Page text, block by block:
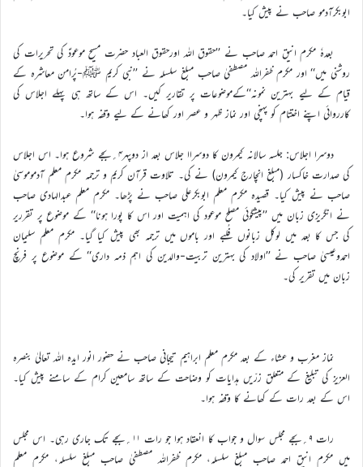
ابوبکرآدمو صاحب نے پیش کیا۔
بعدہٗ مکرم انیق احمد صاحب نے ’’حقوق اللہ اورحقوق العباد حضرت مسیح موعودؑ کی تحریرات کی
روشنی میں‘‘ اور مکرم ظفراللہ مصطفیٰ صاحب مبلغ سلسلہ نے ’’نبی کریم ﷺ-پُرامن معاشرہ کے
قیام کے لیے بہترین نمونہ‘‘کےموضوعات پر تقاریر کیں۔ اس کے ساتھ ہی پہلے اجلاس کی
کارروائی اپنے اختتام کو پہنچی اور نماز ظہر و عصر اور کھانے کے لیے وقفہ ہوا۔
دوسرا اجلاس: جلسہ سالانہ کیمرون کا دوسراا جلاس بعد از دوپہر۴؍بجے شروع ہوا۔ اس اجلاس
کی صدارت خاکسار (مبلغ انچارج کیمرون) نے کی۔ تلاوت قرآن کریم و ترجمہ مکرم معلم آدموموسیٰ
صاحب نے پیش کیا۔ قصیدہ مکرم معلم ابوبکرعلی صاحب نے پڑھا۔ مکرم معلم عبدالہادی صاحب
نے انگریزی زبان میں ’’پیشگوئی مصلح موعود کی اہمیت اور اس کا پورا ہونا‘‘ کے موضوع پر تقرریر
کی جس کا بعد میں لوکل زبانوں فُلبے اور باموں میں ترجمہ بھی پیش کیا گیا۔ مکرم معلم سلیمان
احمدوعیسیٰ صاحب نے ’’اولاد کی بہترین تربیت-والدین کی اہم ذمہ داری‘‘ کے موضوع پر فرنچ
زبان میں تقریر کی۔
نماز مغرب و عشاء کے بعد مکرم معلم ابراہیم تیجانی صاحب نے حضور انور ایدہ اللہ تعالیٰ بنصرہ
العزیز کی تبلیغ کے متعلق زرّیں ہدایات کو وضاحت کے ساتھ سامعین کرام کے سامنے پیش کیا۔
اس کے بعد رات کے کھانے کا وقفہ ہوا۔
رات ۹؍بجے مجلس سوال و جواب کا انعقاد ہوا جو رات ۱۱؍بجے تک جاری رہی۔ اس مجلس
میں مکرم انیق احمد صاحب مبلغ سلسلہ، مکرم ظفراللہ مصطفیٰ صاحب مبلغ سلسلہ، مکرم معلم